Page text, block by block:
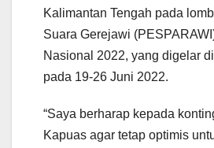
Kalimantan Tengah pada
Suara Gerejawi
Nasional 2022, yang digelar
pada 19-26 Juni 2022.
“Saya berharap kepada
Kapuas agar tetap optimis